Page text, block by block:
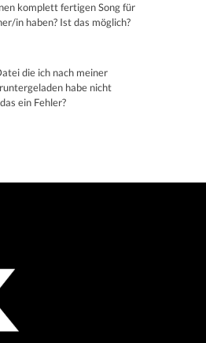
komplett fertigen Song für
in haben? Ist das möglich?
die ich nach meiner
habe nicht
ein Fehler?